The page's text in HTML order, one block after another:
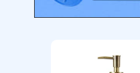
장바구니